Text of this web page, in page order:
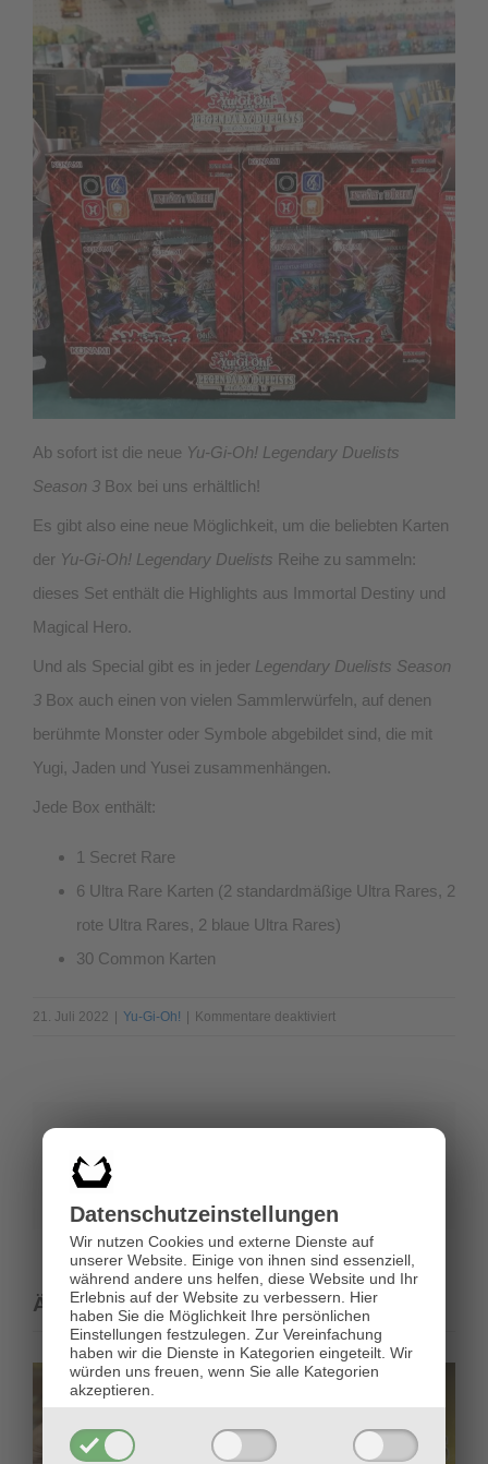
Datenschutz­einstellungen
Wir nutzen Cookies und externe Dienste auf
unserer Website. Einige von ihnen sind essenziell,
während andere uns helfen, diese Website und Ihr
Erlebnis auf der Website zu verbessern. Hier
haben Sie die Möglichkeit Ihre persönlichen
Einstellungen festzulegen. Zur Vereinfachung
haben wir die Dienste in Kategorien eingeteilt. Wir
würden uns freuen, wenn Sie alle Kategorien
akzeptieren.
Ab sofort ist die neue Yu-Gi-Oh! Legendary Duelists
Season 3 Box bei uns erhältlich!
Es gibt also eine neue Möglichkeit, um die beliebten Karten
der Yu-Gi-Oh! Legendary Duelists Reihe zu sammeln:
dieses Set enthält die Highlights aus Immortal Destiny und
Magical Hero.
Und als Special gibt es in jeder Legendary Duelists Season
3 Box auch einen von vielen Sammlerwürfeln, auf denen
berühmte Monster oder Symbole abgebildet sind, die mit
Yugi, Jaden und Yusei zusammenhängen.
Jede Box enthält:
1 Secret Rare
6 Ultra Rare Karten (2 standardmäßige Ultra Rares, 2
rote Ultra Rares, 2 blaue Ultra Rares)
30 Common Karten
21. Juli 2022 Yu-Gi-Oh! Kommentare deaktiviertfür
Ähnliche Beiträge